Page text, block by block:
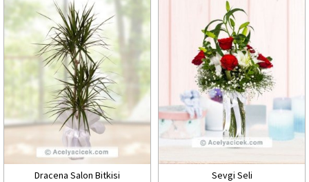
Dracena Salon Bitkisi Sevgi Seli